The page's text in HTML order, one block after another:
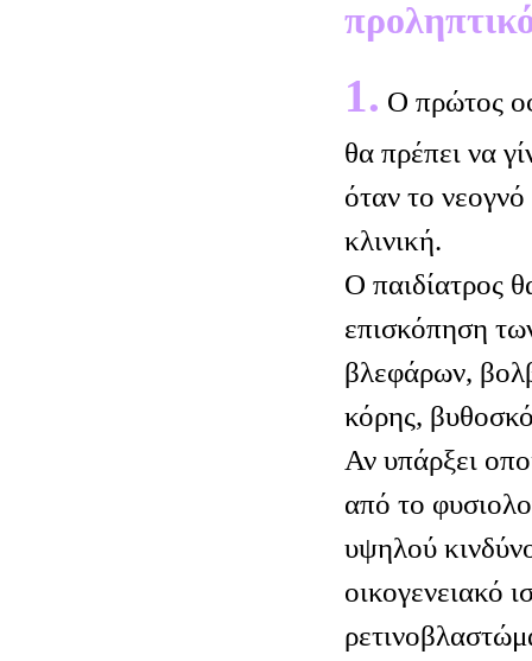
1. Ο πρώτος
θα πρέπει να
όταν το
κλινική.
Ο παιδίατρος
επισκόπηση
βλεφάρων,
κόρης,
Αν υπάρξει
από το
υψηλού
οικογενειακό